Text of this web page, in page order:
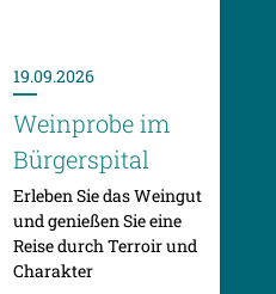
19.09.2026
Weinprobe im
Bürgerspital
Erleben Sie das Weingut
und genießen Sie eine
Reise durch Terroir und
Charakter